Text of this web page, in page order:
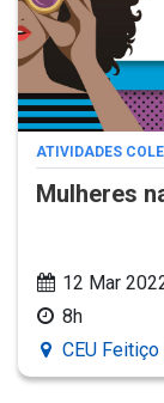
ATIVIDADES
Mulheres
12 Mar
8h
CEU